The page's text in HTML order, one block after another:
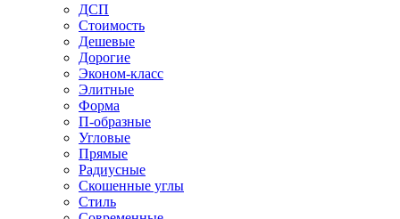
ДСП
Стоимость
Дешевые
Дорогие
Эконом-класс
Элитные
Форма
П-образные
Угловые
Прямые
Радиусные
Скошенные углы
Стиль